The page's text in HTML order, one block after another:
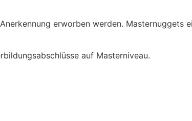
erworben werden. Masternuggets
auf Masterniveau.